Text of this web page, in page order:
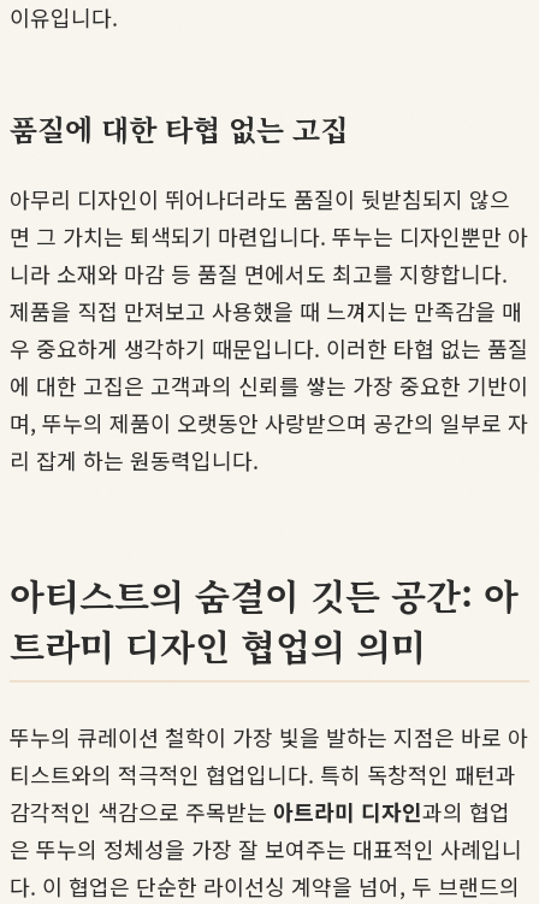
이유입니다.
품질에 대한 타협 없는 고집
아무리 디자인이 뛰어나더라도 품질이 뒷받침되지 않으
면 그 가치는 퇴색되기 마련입니다. 뚜누는 디자인뿐만 아
니라 소재와 마감 등 품질 면에서도 최고를 지향합니다.
제품을 직접 만져보고 사용했을 때 느껴지는 만족감을 매
우 중요하게 생각하기 때문입니다. 이러한 타협 없는 품질
에 대한 고집은 고객과의 신뢰를 쌓는 가장 중요한 기반이
며, 뚜누의 제품이 오랫동안 사랑받으며 공간의 일부로 자
리 잡게 하는 원동력입니다.
아티스트의 숨결이 깃든 공간: 아
트라미 디자인 협업의 의미
뚜누의 큐레이션 철학이 가장 빛을 발하는 지점은 바로 아
티스트와의 적극적인 협업입니다. 특히 독창적인 패턴과
감각적인 색감으로 주목받는 아트라미 디자인과의 협업
은 뚜누의 정체성을 가장 잘 보여주는 대표적인 사례입니
다. 이 협업은 단순한 라이선싱 계약을 넘어, 두 브랜드의